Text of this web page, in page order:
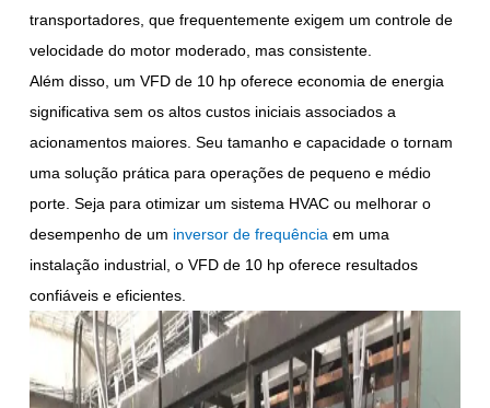
transportadores, que frequentemente exigem um controle de
velocidade do motor moderado, mas consistente.
Além disso, um VFD de 10 hp oferece economia de energia
significativa sem os altos custos iniciais associados a
acionamentos maiores. Seu tamanho e capacidade o tornam
uma solução prática para operações de pequeno e médio
porte. Seja para otimizar um sistema HVAC ou melhorar o
desempenho de um inversor de frequência em uma
instalação industrial, o VFD de 10 hp oferece resultados
confiáveis e eficientes.